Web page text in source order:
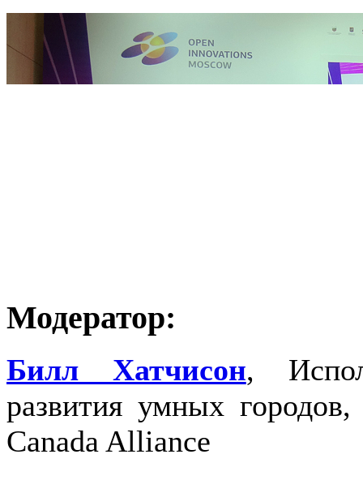
Модератор:
Билл Хатчисон,
развития умных
Canada Alliance